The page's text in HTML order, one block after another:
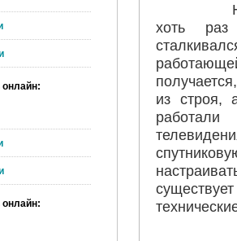
онлайн:
онлайн:
хоть
из строя,